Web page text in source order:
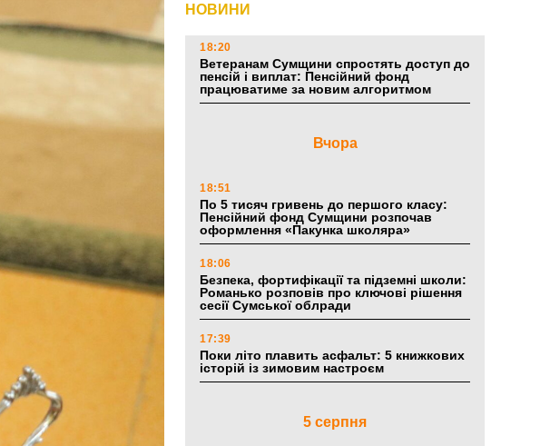
НОВИНИ
18:20
Ветеранам Сумщини спростять доступ до
пенсій і виплат: Пенсійний фонд
працюватиме за новим алгоритмом
Вчора
18:51
По 5 тисяч гривень до першого класу:
Пенсійний фонд Сумщини розпочав
оформлення «Пакунка школяра»
18:06
Безпека, фортифікації та підземні школи:
Романько розповів про ключові рішення
сесії Сумської облради
17:39
Поки літо плавить асфальт: 5 книжкових
історій із зимовим настроєм
5 серпня